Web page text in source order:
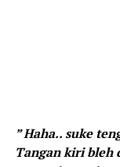
” Haha.. suke
Tangan kiri bleh